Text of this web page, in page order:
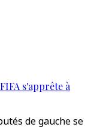
s'apprête à
de gauche se